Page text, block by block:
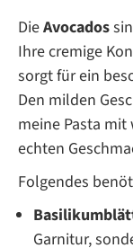
DieAvocados
Ihre cremige
sorgt für ein
Den milden
meine Pasta
echten
Folgendes
Garnitur,